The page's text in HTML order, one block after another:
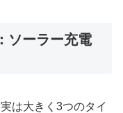
ソーラー充電
は大きく3つのタイ